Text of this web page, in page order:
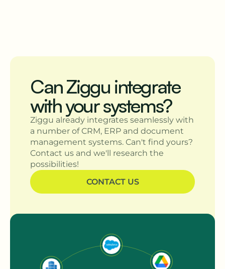
Can Ziggu integrate
with your systems?
Ziggu already integrates seamlessly with
a number of CRM, ERP and document
management systems. Can't find yours?
Contact us and we'll research the
possibilities!
CONTACT US